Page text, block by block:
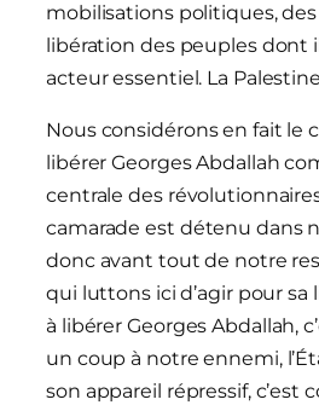
mobilisations politiques,
libération des peuples dont
acteur essentiel. La
Nous considérons en fait le
libérer Georges Abdallah
centrale des
camarade est détenu dans
donc avant tout de notre
qui luttons ici d’agir pour sa
à libérer Georges Abdallah,
un coup à notre ennemi,
son appareil répressif, c’est